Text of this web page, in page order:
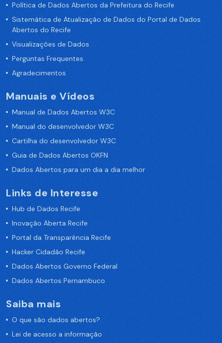
Política de Dados Abertos da Prefeitura do Recife
Sistemática de Atualização de Dados do Portal de Dados
Abertos do Recife
Visualizações de Dados
Perguntas Frequentes
Agradecimentos
Manuais e Vídeos
Manual de Dados Abertos W3C
Manual do desenvolvedor W3C
Cartilha do desenvolvedor W3C
Guia de Dados Abertos OKFN
Dados Abertos para um dia a dia melhor
Links de Interesse
Hub de Dados Recife
Inovação Aberta Recife
Portal da Transparência Recife
Hacker Cidadão Recife
Dados Abertos Governo Federal
Dados Abertos Pernambuco
Saiba mais
O que são dados abertos?
Lei de acesso a informação